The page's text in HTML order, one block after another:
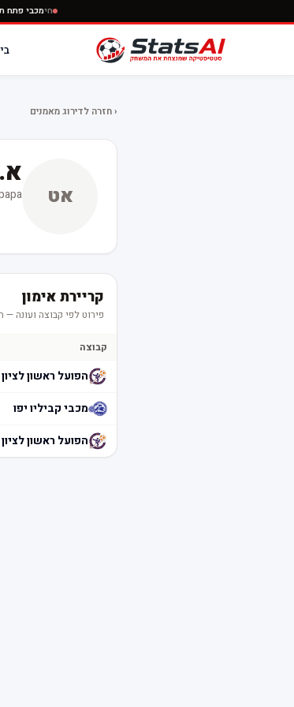
חימכבי
‹ חזרה לדירוג מאמנים
אט
קריירת אימון
פירוט לפי קבוצה ועונה
קבוצה
הפועל ראשון לציון
מכבי קביליו יפו
הפועל ראשון לציון